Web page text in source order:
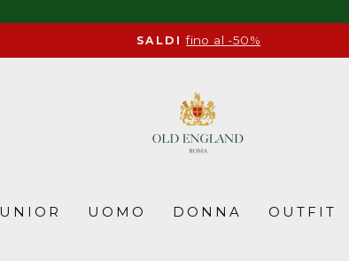
Pause
SALDI fino al -50%
UOMO DONNA OUTFIT